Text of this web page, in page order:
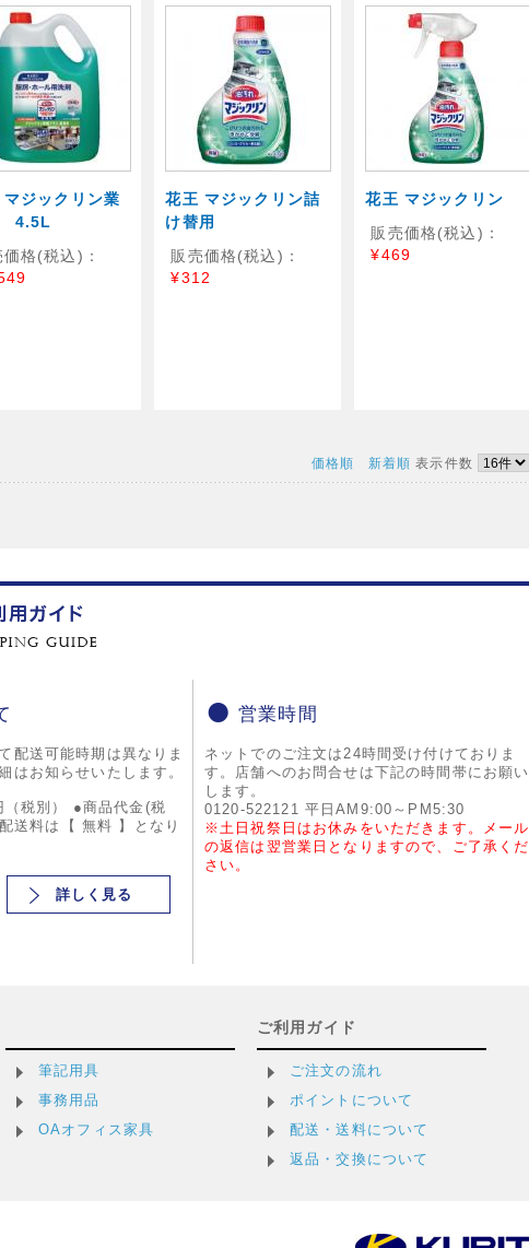
ジックリン業
4.5L
価格(税込)：
花王 マジックリン詰
け替用
販売価格(税込)：
¥312
花王 マジックリン
販売価格(税込)：
¥469
価格順 新着順 表示件数
配送可能時期は異なりま
はお知らせいたします。
税別） ●商品代金(税
送料は【 無料 】となり
詳しく見る
営業時間
ネットでのご注文は24時間受け付けておりま
す。店舗へのお問合せは下記の時間帯にお願い
します。
0120-522121 平日AM9:00～PM5:30
※土日祝祭日はお休みをいただきます。メール
の返信は翌営業日となりますので、ご了承くだ
さい。
筆記用具
事務用品
OAオフィス家具
ご利用ガイド
ご注文の流れ
ポイントについて
配送・送料について
返品・交換について